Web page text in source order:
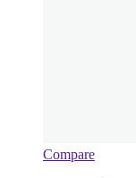
Compare